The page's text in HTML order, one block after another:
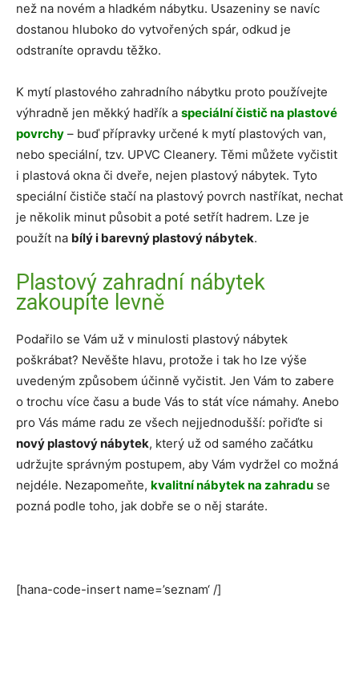
než na novém a hladkém nábytku. Usazeniny se navíc
dostanou hluboko do vytvořených spár, odkud je
odstraníte opravdu těžko.
K mytí plastového zahradního nábytku proto používejte
výhradně jen měkký hadřík a speciální čistič na plastové
povrchy – buď přípravky určené k mytí plastových van,
nebo speciální, tzv. UPVC Cleanery. Těmi můžete vyčistit
i plastová okna či dveře, nejen plastový nábytek. Tyto
speciální čističe stačí na plastový povrch nastříkat, nechat
je několik minut působit a poté setřít hadrem. Lze je
použít na bílý i barevný plastový nábytek.
Plastový zahradní nábytek
zakoupíte levně
Podařilo se Vám už v minulosti plastový nábytek
poškrábat? Nevěšte hlavu, protože i tak ho lze výše
uvedeným způsobem účinně vyčistit. Jen Vám to zabere
o trochu více času a bude Vás to stát více námahy. Anebo
pro Vás máme radu ze všech nejjednodušší: pořiďte si
nový plastový nábytek, který už od samého začátku
udržujte správným postupem, aby Vám vydržel co možná
nejdéle. Nezapomeňte, kvalitní nábytek na zahradu se
pozná podle toho, jak dobře se o něj staráte.
[hana-code-insert name=’seznam‘ /]